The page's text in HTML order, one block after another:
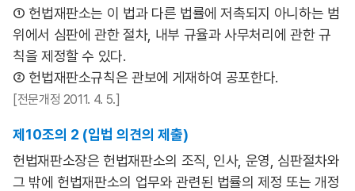
① 헌법재판소는 이 법과 다른 법률에 저촉되지 아니하는 범
위에서 심판에 관한 절차, 내부 규율과 사무처리에 관한 규
칙을 제정할 수 있다.
② 헌법재판소규칙은 관보에 게재하여 공포한다.
[전문개정 2011. 4. 5.]
제10조의 2 (입법 의견의 제출)
헌법재판소장은 헌법재판소의 조직, 인사, 운영, 심판절차와
그 밖에 헌법재판소의 업무와 관련된 법률의 제정 또는 개정